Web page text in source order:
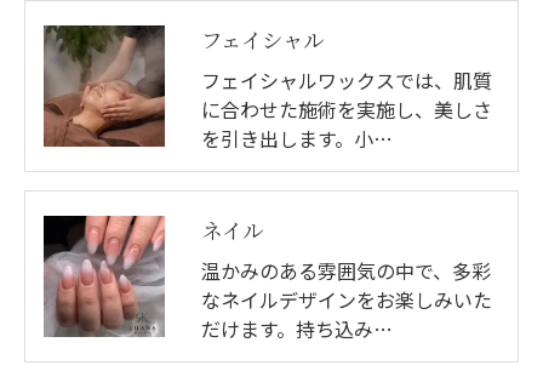
フェイシャル
フェイシャルワックスでは、肌質
に合わせた施術を実施し、美しさ
を引き出します。小…
ネイル
温かみのある雰囲気の中で、多彩
なネイルデザインをお楽しみいた
だけます。持ち込み…